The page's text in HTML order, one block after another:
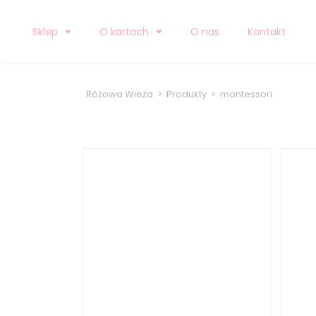
Sklep O kartach O nas Kontakt
Różowa Wieża > Produkty > montessori